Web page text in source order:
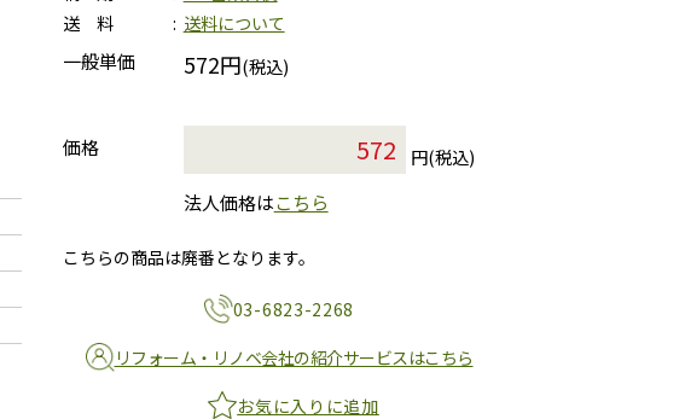
送 料
送料について
一般単価 572円(税込)
価格
円(税込)
法人価格はこちら
こちらの商品は廃番となります。
03-6823-2268
リフォーム・リノベ会社の紹介サービスはこちら
お気に入りに追加